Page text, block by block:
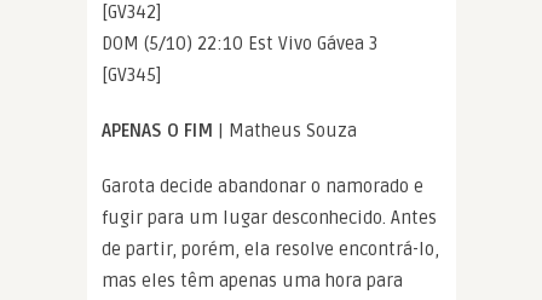
[GV342]
DOM (5/10) 22:10 Est Vivo Gávea 3
[GV345]
APENAS O FIM | Matheus Souza
Garota decide abandonar o namorado e
fugir para um lugar desconhecido. Antes
de partir, porém, ela resolve encontrá-lo,
mas eles têm apenas uma hora para